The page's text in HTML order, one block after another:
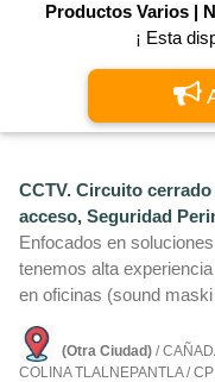
Productos Varios |
¡ Esta
CCTV. Circuito
acceso, Seguridad
Enfocados en
tenemos alta
en oficinas (sound maski
(Otra Ciudad) /
COLINA TLALNEPANTLA /